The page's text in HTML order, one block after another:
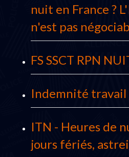
nuit en France ?
n'est pas
FS SSCT RPN
Indemnité travail
ITN - Heures de
jours fériés,